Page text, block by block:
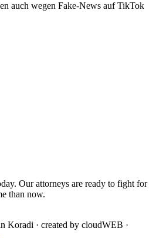
auch wegen Fake-News auf TikTok
Our attorneys are ready to fight for
than now.
Koradi · created by cloudWEB ·